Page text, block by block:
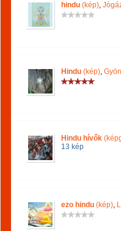
hindu (kép),
Hindu (kép),
Hindu hívők
13 kép
ezo hindu (kép),